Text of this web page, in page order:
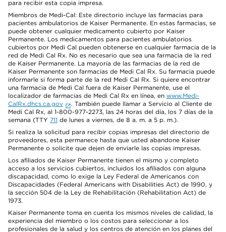
para recibir esta copia impresa.
Miembros de Medi-Cal: Este directorio incluye las farmacias para
pacientes ambulatorios de Kaiser Permanente. En estas farmacias, se
puede obtener cualquier medicamento cubierto por Kaiser
Permanente. Los medicamentos para pacientes ambulatorios
cubiertos por Medi Cal pueden obtenerse en cualquier farmacia de la
red de Medi Cal Rx. No es necesario que sea una farmacia de la red
de Kaiser Permanente. La mayoría de las farmacias de la red de
Kaiser Permanente son farmacias de Medi Cal Rx. Su farmacia puede
informarle si forma parte de la red Medi Cal Rx. Si quiere encontrar
una farmacia de Medi Cal fuera de Kaiser Permanente, use el
localizador de farmacias de Medi Cal Rx en línea, en www.Medi-
CalRx.dhcs.ca.gov
. También puede llamar a Servicio al Cliente de
Medi Cal Rx, al 1-800-977-2273, las 24 horas del día, los 7 días de la
semana (TTY 711 de lunes a viernes, de 8 a. m. a 5 p. m.).
Si realiza la solicitud para recibir copias impresas del directorio de
proveedores, esta permanece hasta que usted abandone Kaiser
Permanente o solicite que dejen de enviarle las copias impresas.
Los afiliados de Kaiser Permanente tienen el mismo y completo
acceso a los servicios cubiertos, incluidos los afiliados con alguna
discapacidad, como lo exige la Ley Federal de Americanos con
Discapacidades (Federal Americans with Disabilities Act) de 1990, y
la sección 504 de la Ley de Rehabilitación (Rehabilitation Act) de
1973.
Kaiser Permanente toma en cuenta los mismos niveles de calidad, la
experiencia del miembro o los costos para seleccionar a los
profesionales de la salud y los centros de atención en los planes del